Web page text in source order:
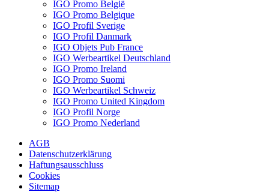
IGO Promo België
IGO Promo Belgique
IGO Profil Sverige
IGO Profil Danmark
IGO Objets Pub France
IGO Werbeartikel Deutschland
IGO Promo Ireland
IGO Promo Suomi
IGO Werbeartikel Schweiz
IGO Promo United Kingdom
IGO Profil Norge
IGO Promo Nederland
AGB
Datenschutzerklärung
Haftungsausschluss
Cookies
Sitemap